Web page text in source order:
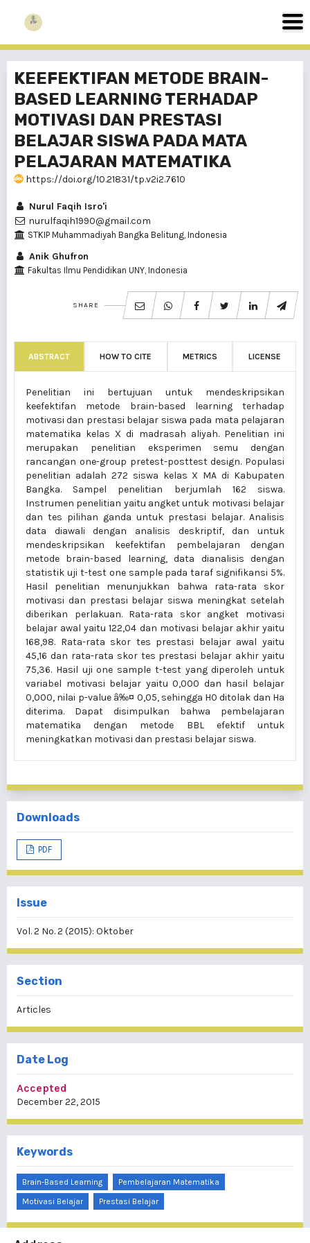
KEEFEKTIFAN METODE BRAIN-
BASED LEARNING TERHADAP
MOTIVASI DAN PRESTASI
BELAJAR SISWA PADA MATA
PELAJARAN MATEMATIKA
https://doi.org/10.21831/tp.v2i2.7610
Nurul Faqih Isro'i
nurulfaqih1990@gmail.com
STKIP Muhammadiyah Bangka Belitung, Indonesia
Anik Ghufron
Fakultas Ilmu Pendidikan UNY, Indonesia
SHARE
ABSTRACT HOW TO CITE METRICS LICENSE
Penelitian ini bertujuan untuk mendeskripsikan
keefektifan metode brain-based learning terhadap
motivasi dan prestasi belajar siswa pada mata pelajaran
matematika kelas X di madrasah aliyah. Penelitian ini
merupakan penelitian eksperimen semu dengan
rancangan one-group pretest-posttest design. Populasi
penelitian adalah 272 siswa kelas X MA di Kabupaten
Bangka. Sampel penelitian berjumlah 162 siswa.
Instrumen penelitian yaitu angket untuk motivasi belajar
dan tes pilihan ganda untuk prestasi belajar. Analisis
data diawali dengan analisis deskriptif, dan untuk
mendeskripsikan keefektifan pembelajaran dengan
metode brain-based learning, data dianalisis dengan
statistik uji t-test one sample pada taraf signifikansi 5%.
Hasil penelitian menunjukkan bahwa rata-rata skor
motivasi dan prestasi belajar siswa meningkat setelah
diberikan perlakuan. Rata-rata skor angket motivasi
belajar awal yaitu 122,04 dan motivasi belajar akhir yaitu
168,98. Rata-rata skor tes prestasi belajar awal yaitu
45,16 dan rata-rata skor tes prestasi belajar akhir yaitu
75,36. Hasil uji one sample t-test yang diperoleh untuk
variabel motivasi belajar yaitu 0,000 dan hasil belajar
0,000, nilai p-value â‰¤ 0,05, sehingga H0 ditolak dan Ha
diterima. Dapat disimpulkan bahwa pembelajaran
matematika dengan metode BBL efektif untuk
meningkatkan motivasi dan prestasi belajar siswa.
Downloads
PDF
Issue
Vol. 2 No. 2 (2015): Oktober
Section
Articles
Date Log
Accepted
December 22, 2015
Keywords
Brain-Based Learning
Pembelajaran Matematika
Motivasi Belajar
Prestasi Belajar